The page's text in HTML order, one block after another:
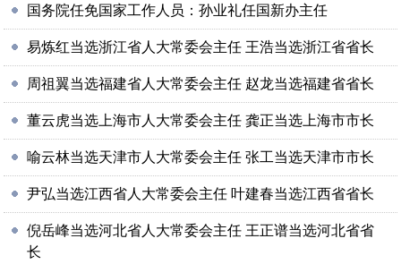
国务院任免国家工作人员：孙业礼任国新办主任
易炼红当选浙江省人大常委会主任 王浩当选浙江省省长
周祖翼当选福建省人大常委会主任 赵龙当选福建省省长
董云虎当选上海市人大常委会主任 龚正当选上海市市长
喻云林当选天津市人大常委会主任 张工当选天津市市长
尹弘当选江西省人大常委会主任 叶建春当选江西省省长
倪岳峰当选河北省人大常委会主任 王正谱当选河北省省
长